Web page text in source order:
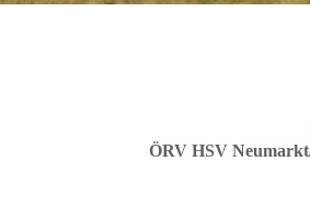
ÖRV HSV